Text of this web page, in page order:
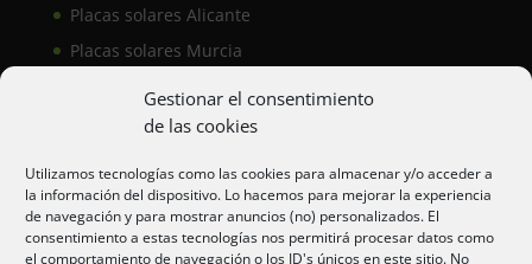
Gestionar el consentimiento
de las cookies
Utilizamos tecnologías como las cookies para almacenar y/o acceder a
la información del dispositivo. Lo hacemos para mejorar la experiencia
de navegación y para mostrar anuncios (no) personalizados. El
consentimiento a estas tecnologías nos permitirá procesar datos como
el comportamiento de navegación o los ID's únicos en este sitio. No
Placas solares Alicante
Placas solares Murcia
Aire acondicionado Alicante
Aire acondicionador Murcia
Aire acondicionado San Juan